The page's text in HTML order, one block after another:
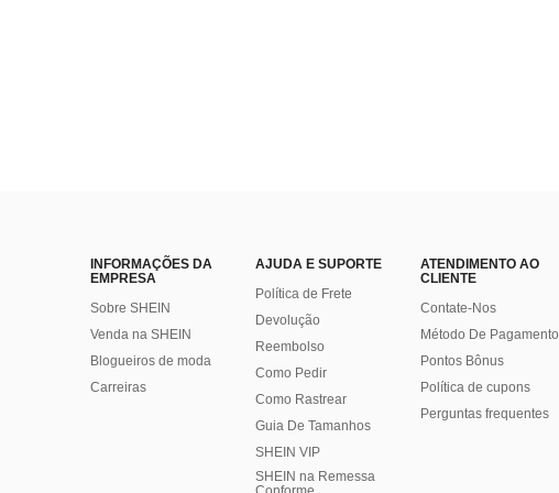
INFORMAÇÕES DA
EMPRESA
Sobre SHEIN
Venda na SHEIN
Blogueiros de moda
Carreiras
AJUDA E SUPORTE
Política de Frete
Devolução
Reembolso
Como Pedir
Como Rastrear
Guia De Tamanhos
SHEIN VIP
SHEIN na Remessa
ATENDIMENTO AO
CLIENTE
Contate-Nos
Método De Pagamento
Pontos Bônus
Política de cupons
Perguntas frequentes